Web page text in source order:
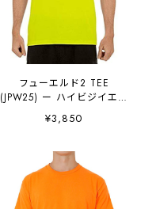
フューエルド2 TEE
(JPW25) ー ハイビジイエロ
ー
¥3,850